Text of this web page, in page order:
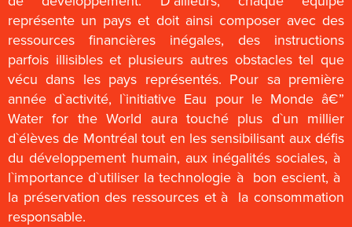
représente un pays et doit ainsi composer avec des
ressources financières inégales, des instructions
parfois illisibles et plusieurs autres obstacles tel que
vécu dans les pays représentés. Pour sa première
année d`activité, l`initiative Eau pour le Monde â€”
Water for the World aura touché plus d`un millier
d`élèves de Montréal tout en les sensibilisant aux défis
du développement humain, aux inégalités sociales, à
l`importance d`utiliser la technologie à bon escient, à
la préservation des ressources et à la consommation
responsable.